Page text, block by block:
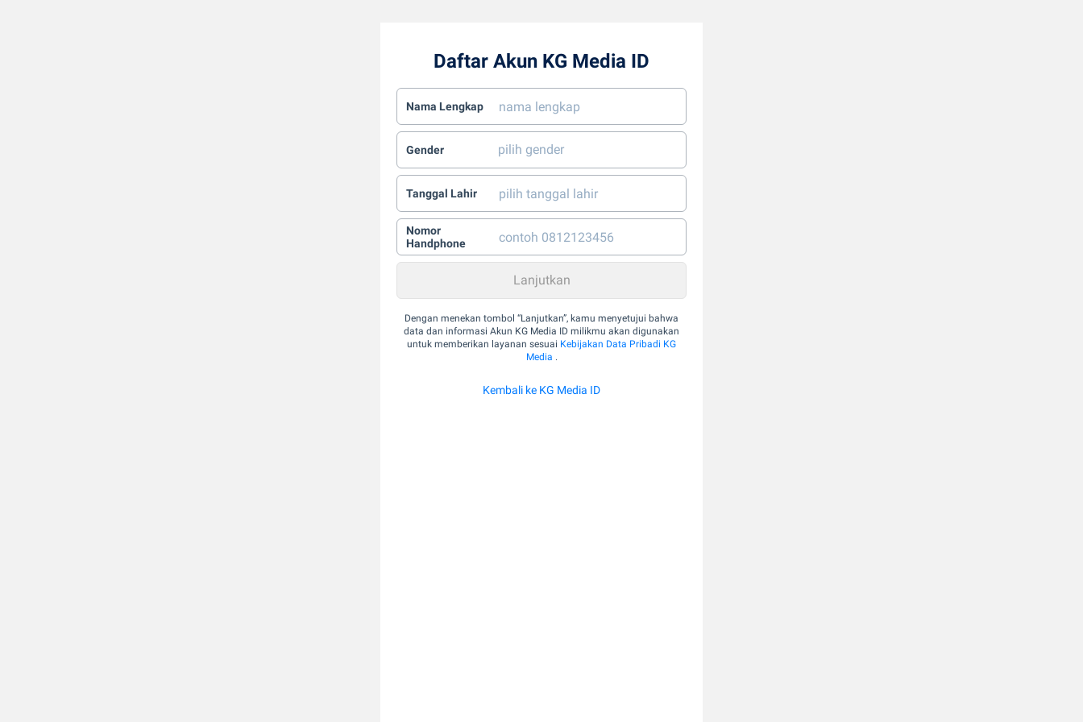
Daftar Akun KG Media ID
Nama Lengkap
Gender
Tanggal Lahir
Nomor
Handphone
Dengan menekan tombol “Lanjutkan”, kamu menyetujui bahwa
data dan informasi Akun KG Media ID milikmu akan digunakan
untuk memberikan layanan sesuai Kebijakan Data Pribadi KG
Media .
Kembali ke KG Media ID